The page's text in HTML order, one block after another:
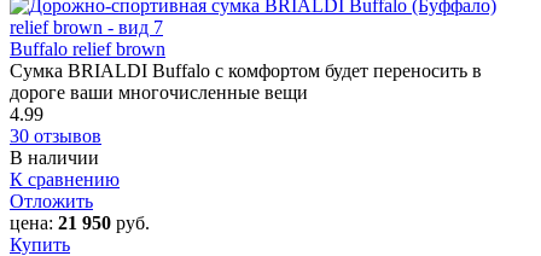
Buffalo relief brown
Сумка BRIALDI Buffalo с комфортом будет переносить в
дороге ваши многочисленные вещи
4.99
30 отзывов
В наличии
К сравнению
Отложить
цена: 21 950 руб.
Купить